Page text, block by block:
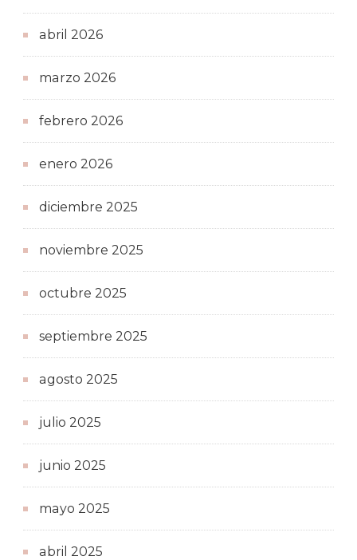
abril 2026
marzo 2026
febrero 2026
enero 2026
diciembre 2025
noviembre 2025
octubre 2025
septiembre 2025
agosto 2025
julio 2025
junio 2025
mayo 2025
abril 2025